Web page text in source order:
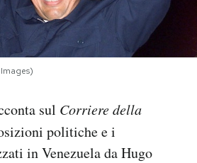
sul Corriere della
politiche e i
in Venezuela da Hugo